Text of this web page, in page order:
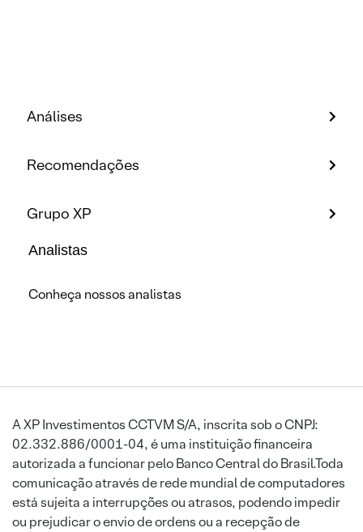
Análises
Recomendações
Grupo XP
Analistas
Conheça nossos analistas
A XP Investimentos CCTVM S/A, inscrita sob o CNPJ:
02.332.886/0001-04, é uma instituição financeira
autorizada a funcionar pelo Banco Central do Brasil.Toda
comunicação através de rede mundial de computadores
está sujeita a interrupções ou atrasos, podendo impedir
ou prejudicar o envio de ordens ou a recepção de